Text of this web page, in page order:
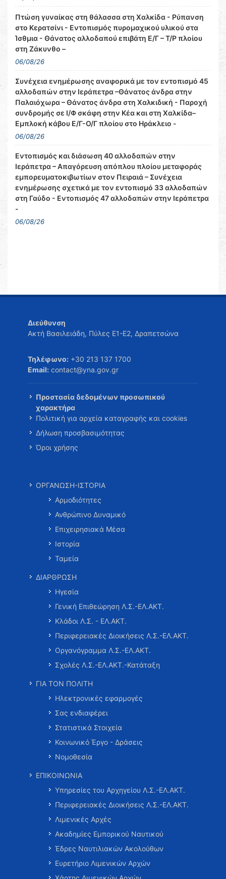
Πτώση γυναίκας στη θάλασσα στη Χαλκίδα - Ρύπανση
στο Κερατσίνι - Εντοπισμός πυρομαχικού υλικού στα
Ίσθμια - Θάνατος αλλοδαπού επιβάτη Ε/Γ – Τ/Ρ πλοίου
στη Ζάκυνθο –
06/08/26
Συνέχεια ενημέρωσης αναφορικά με τον εντοπισμό 45
αλλοδαπών στην Ιεράπετρα –Θάνατος άνδρα στην
Παλαιόχωρα – Θάνατος άνδρα στη Χαλκιδική - Παροχή
συνδρομής σε Ι/Φ σκάφη στην Κέα και στη Χαλκίδα–
Εμπλοκή κάβου Ε/Γ-Ο/Γ πλοίου στο Ηράκλειο -
06/08/26
Εντοπισμός και διάσωση 40 αλλοδαπών στην
Ιεράπετρα – Απαγόρευση απόπλου πλοίου μεταφοράς
εμπορευματοκιβωτίων στον Πειραιά – Συνέχεια
ενημέρωσης σχετικά με τον εντοπισμό 33 αλλοδαπών
στη Γαύδο - Εντοπισμός 47 αλλοδαπών στην Ιεράπετρα
-
06/08/26
Διεύθυνση
Ακτή Βασιλειάδη, Πύλες Ε1-Ε2, Δραπετσώνα
Τηλέφωνο: +30 213 137 1700
Email: contact@yna.gov.gr
Προστασία δεδομένων προσωπικού
χαρακτήρα
Πολιτική για αρχεία καταγραφής και cookies
Δήλωση προσβασιμότητας
Όροι χρήσης
ΟΡΓΑΝΩΣΗ-ΙΣΤΟΡΙΑ
Αρμοδιότητες
Ανθρώπινο Δυναμικό
Επιχειρησιακά Μέσα
Ιστορία
Ταμεία
ΔΙΑΡΘΡΩΣΗ
Ηγεσία
Γενική Επιθεώρηση Λ.Σ.-ΕΛ.ΑΚΤ.
Κλάδοι Λ.Σ. - ΕΛ.ΑΚΤ.
Περιφερειακές Διοικήσεις Λ.Σ.-ΕΛ.ΑΚΤ.
Οργανόγραμμα Λ.Σ.-ΕΛ.ΑΚΤ.
Σχολές Λ.Σ.-ΕΛ.ΑΚΤ.-Κατάταξη
ΓΙΑ ΤΟΝ ΠΟΛΙΤΗ
Ηλεκτρονικές εφαρμογές
Σας ενδιαφέρει
Στατιστικά Στοιχεία
Κοινωνικό Έργο - Δράσεις
Νομοθεσία
ΕΠΙΚΟΙΝΩΝΙΑ
Υπηρεσίες του Αρχηγείου Λ.Σ.-ΕΛ.ΑΚΤ.
Περιφερειακές Διοικήσεις Λ.Σ.-ΕΛ.ΑΚΤ.
Λιμενικές Αρχές
Ακαδημίες Εμπορικού Ναυτικού
Έδρες Ναυτιλιακών Ακολούθων
Ευρετήριο Λιμενικών Αρχών